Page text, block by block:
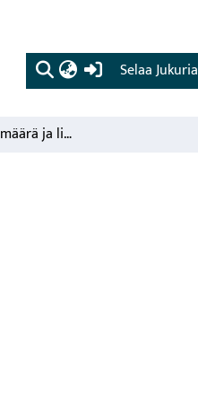
(current)
Selaa Jukuria
Suurpetojen lukumäärä ja lisääntyminen vuonna 2004